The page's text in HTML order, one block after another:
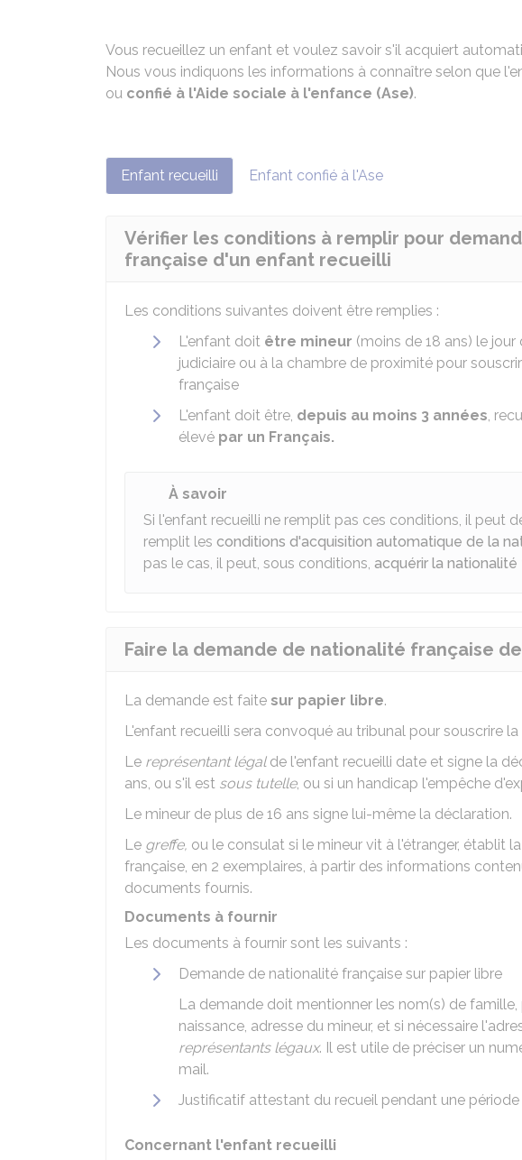
Vous recueillez un enfant et voulez savoir s'il acquiert
Nous vous indiquons les informations à connaître selon que
ou confié à l'Aide sociale à l'enfance (Ase).
Enfant recueilli Enfant confié à l'Ase
Vérifier les conditions à remplir pour
française d'un enfant recueilli
Les conditions suivantes doivent être remplies :
L'enfant doit être mineur (moins de 18 ans) le
judiciaire ou à la chambre de proximité pour
française
L'enfant doit être, depuis au moins 3 années,
élevé par un Français.
À savoir
Si l'enfant recueilli ne remplit pas ces conditions, il peut
remplit les conditions d'acquisition automatique de la
pas le cas, il peut, sous conditions, acquérir la
Faire la demande de nationalité française
La demande est faite sur papier libre.
L'enfant recueilli sera convoqué au tribunal pour souscrire
Le représentant légalde l'enfant recueilli date et signe la
ans, ou s'il est sous tutelle, ou si un handicap l'empêche
Le mineur de plus de 16 ans signe lui-même la déclaration.
Le greffe, ou le consulat si le mineur vit à l'étranger, établit
française, en 2 exemplaires, à partir des informations
documents fournis.
Documents à fournir
Les documents à fournir sont les suivants :
Demande de nationalité française sur papier libre
La demande doit mentionner les nom(s) de
naissance, adresse du mineur, et si nécessaire
représentants légaux. Il est utile de préciser un
mail.
Justificatif attestant du recueil pendant une période
Concernant l'enfant recueilli